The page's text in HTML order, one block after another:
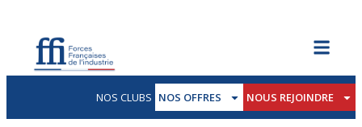
NOS CLUBS NOS OFFRES NOUS REJOINDRE